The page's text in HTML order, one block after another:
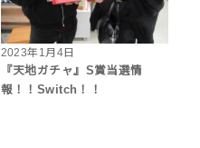
2023年1月4日
『天地ガチャ』S賞当選情
報！！Switch！！